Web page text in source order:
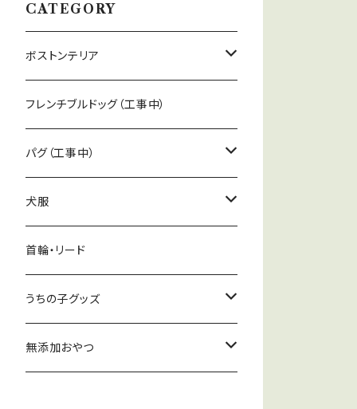
CATEGORY
ボストンテリア
アクセサリー
アパレル
日用雑貨
インテリア
バック・カバン・ポーチ
フレンチブルドッグ（工事中）
パグ（工事中）
アクセサリー
アパレル
日用品
インテリア
犬服
冬服
首輪・リード
うちの子グッズ
トゥースフェアリーボックス
無添加おやつ